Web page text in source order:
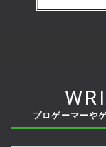
プロゲーマーや